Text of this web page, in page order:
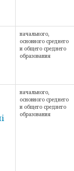
начального,
основного среднего
и общего среднего
образования
начального,
основного среднего
и общего среднего
образования